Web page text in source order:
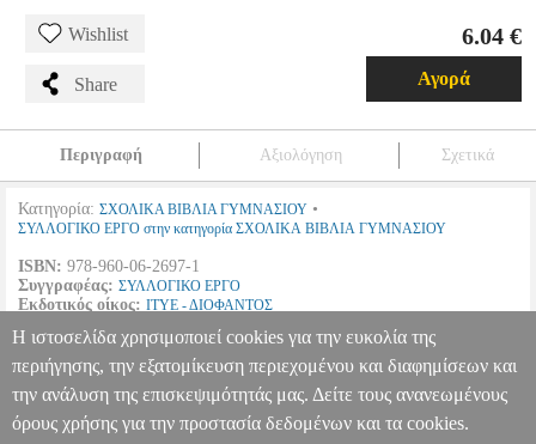
Wishlist
Share
6.04 €
Αγορά
Περιγραφή Αξιολόγηση Σχετικά
Κατηγορία: ΣΧΟΛΙΚΑ ΒΙΒΛΙΑ ΓΥΜΝΑΣΙΟΥ •
ΣΥΛΛΟΓΙΚΟ ΕΡΓΟ στην κατηγορία ΣΧΟΛΙΚΑ ΒΙΒΛΙΑ ΓΥΜΝΑΣΙΟΥ
ISBN: 978-960-06-2697-1
Συγγραφέας: ΣΥΛΛΟΓΙΚΟ ΕΡΓΟ
Εκδοτικός οίκος: ΙΤΥΕ - ΔΙΟΦΑΝΤΟΣ
Διαστάσεις:21Χ28
Ημερομηνία Έκδοσης: 2012
ΛΕΞΙΚΟ ΑΡΧΑΙΑΣ ΕΛΛΗΝΙΚΗΣ ΓΛΩΣΣΑΣ Α-Β-Γ
ΓΥΜΝΑΣΙΟΥ (21-0061) BKS.0067148 BKS.0067148 ΣΥΛΛΟΓΙΚΟ
Η ιστοσελίδα χρησιμοποιεί cookies για την ευκολία της
περιήγησης, την εξατομίκευση περιεχομένου και διαφημίσεων και
την ανάλυση της επισκεψιμότητάς μας. Δείτε τους ανανεωμένους
όρους χρήσης για την προστασία δεδομένων και τα cookies.